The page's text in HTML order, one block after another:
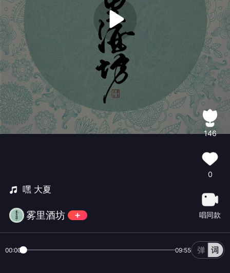
嘿 大夏
雾里酒坊
146
0
唱同款
00:00 09:55